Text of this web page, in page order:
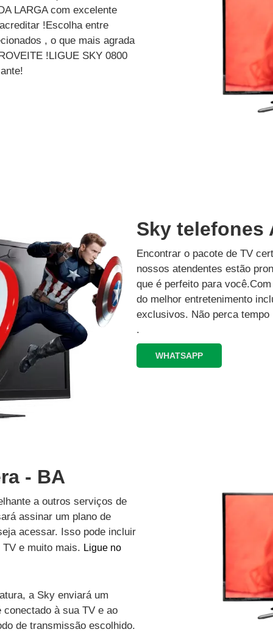
LARGA com excelente
!Escolha entre
, o que mais agrada
!LIGUE SKY 0800
Sky telefones
Encontrar o pacote de TV
nossos atendentes estão
que é perfeito para
do melhor entretenimento
exclusivos.‍ Não perca tempo
.
WHATSAPP
- BA
a outros serviços de
assinar um plano de
acessar. Isso pode incluir
e muito mais. Ligue no
a Sky enviará um
à sua TV e ao
de transmissão escolhido.